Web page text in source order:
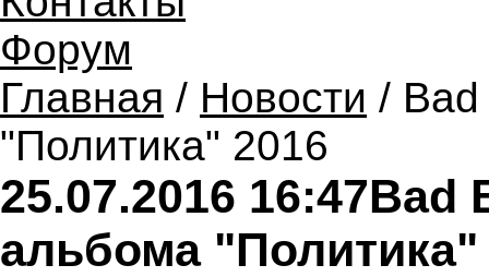
Форум
Главная / Новости /
"Политика" 2016
25.07.2016 16:47Bad
альбома "Политика"